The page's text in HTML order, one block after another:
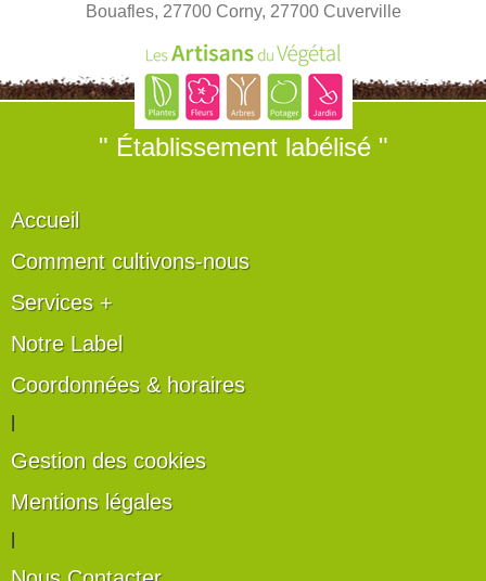
Bouafles, 27700 Corny, 27700 Cuverville
" Établissement labélisé "
Accueil
Comment cultivons-nous
Services +
Notre Label
Coordonnées & horaires
Gestion des cookies
Mentions légales